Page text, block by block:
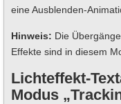
eine Ausblenden-
Hinweis: Die
Effekte sind in diesem
Lichteffekt-
Modus